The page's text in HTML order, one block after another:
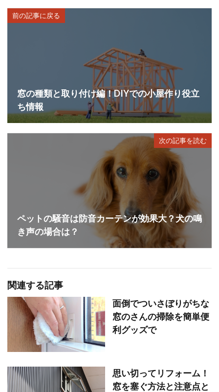
前の記事に戻る
窓の種類と取り付け編！DIYでの小屋作り役立
ち情報
次の記事を読む
ペットの騒音は防音カーテンが効果大？犬の鳴
き声の場合は？
関連する記事
面倒でついさぼりがちな
窓のさんの掃除を簡単便
利グッズで
思い切ってリフォーム！
窓を塞ぐ方法と注意点と